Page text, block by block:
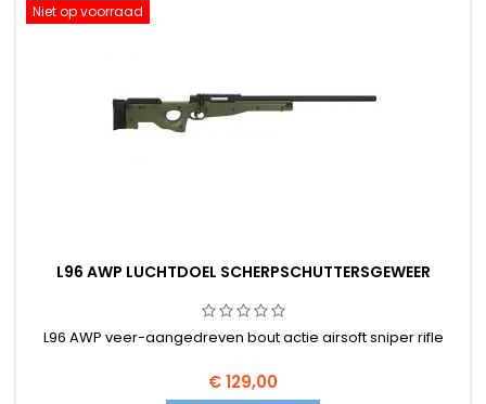
Niet op voorraad
L96 AWP LUCHTDOEL SCHERPSCHUTTERSGEWEER
L96 AWP veer-aangedreven bout actie airsoft sniper rifle
€ 129,00